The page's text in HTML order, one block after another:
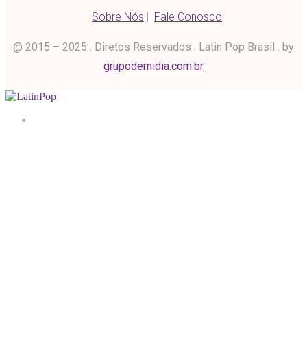
Sobre Nós | Fale Conosco
@ 2015 – 2025 . Diretos Reservados . Latin Pop Brasil . by
grupodemidia.com.br